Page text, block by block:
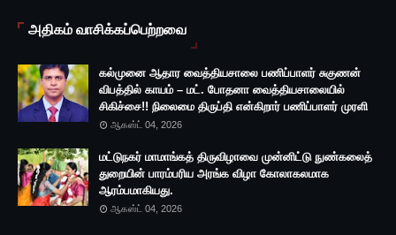
அதிகம் வாசிக்கப்பெற்றவை
கல்முனை ஆதார வைத்தியசாலை பணிப்பாளர் சுகுணன்
விபத்தில் காயம் – மட். போதனா வைத்தியசாலையில்
சிகிச்சை!! நிலைமை திருப்தி என்கிறார் பணிப்பாளர் முரளி
ஆகஸ்ட் 04, 2026
மட்டுநகர் மாமாங்கத் திருவிழாவை முன்னிட்டு நுண்கலைத்
துறையின் பாரம்பரிய அரங்க விழா கோலாகலமாக
ஆரம்பமாகியது.
ஆகஸ்ட் 04, 2026